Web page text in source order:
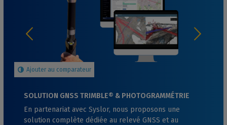
Ajouter au comparateur
SOLUTION GNSS TRIMBLE® & PHOTOGRAMMÉTRIE
SYSLOR — TRIMBLE® CATALYST™ DA2, TDC6, EASY
SCAN & EASY MAP
En partenariat avec Syslor, nous proposons une
solution complète dédiée au relevé GNSS et au